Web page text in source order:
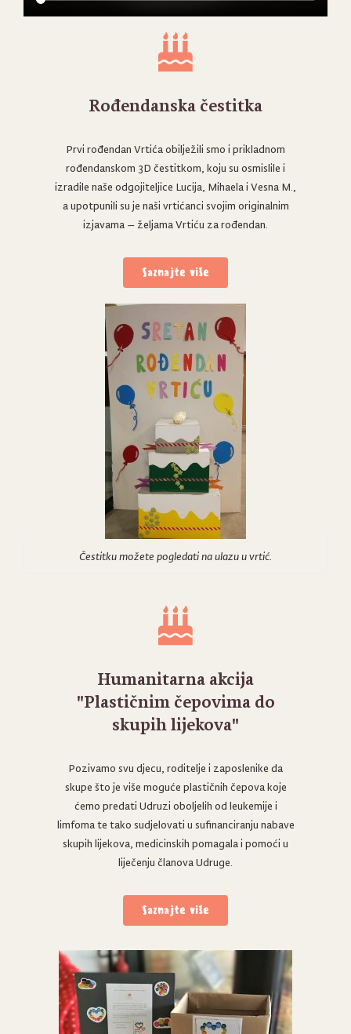
Rođendanska čestitka
Prvi rođendan Vrtića obilježili smo i prikladnom
rođendanskom 3D čestitkom, koju su osmislile i
izradile naše odgojiteljice Lucija, Mihaela i Vesna M.,
a upotpunili su je naši vrtićanci svojim originalnim
izjavama – željama Vrtiću za rođendan.
Saznajte više
Čestitku možete pogledati na ulazu u vrtić.
Humanitarna akcija
"Plastičnim čepovima do
skupih lijekova"
Pozivamo svu djecu, roditelje i zaposlenike da
skupe što je više moguće plastičnih čepova koje
ćemo predati Udruzi oboljelih od leukemije i
limfoma te tako sudjelovati u sufinanciranju nabave
skupih lijekova, medicinskih pomagala i pomoći u
liječenju članova Udruge.
Saznajte više